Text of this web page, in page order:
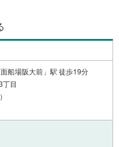
船場阪大前」駅 徒歩19分
丁目